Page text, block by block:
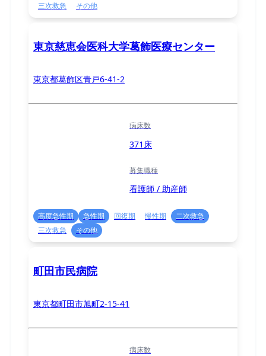
三次救急 その他
東京慈恵会医科大学葛飾医療センター
東京都葛飾区青戸6-41-2
病床数
371床
募集職種
看護師 / 助産師
高度急性期 急性期 回復期 慢性期
二次救急
三次救急
その他
町田市民病院
東京都町田市旭町2-15-41
病床数